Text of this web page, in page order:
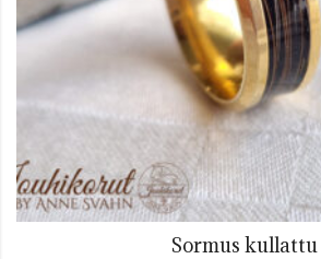
Sormus kullattu